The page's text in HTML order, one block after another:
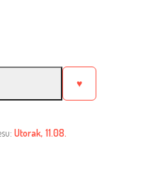
♥
Utorak, 11.08.